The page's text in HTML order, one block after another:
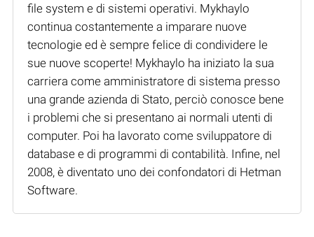
file system e di sistemi operativi. Mykhaylo
continua costantemente a imparare nuove
tecnologie ed è sempre felice di condividere le
sue nuove scoperte! Mykhaylo ha iniziato la sua
carriera come amministratore di sistema presso
una grande azienda di Stato, perciò conosce bene
i problemi che si presentano ai normali utenti di
computer. Poi ha lavorato come sviluppatore di
database e di programmi di contabilità. Infine, nel
2008, è diventato uno dei confondatori di Hetman
Software.